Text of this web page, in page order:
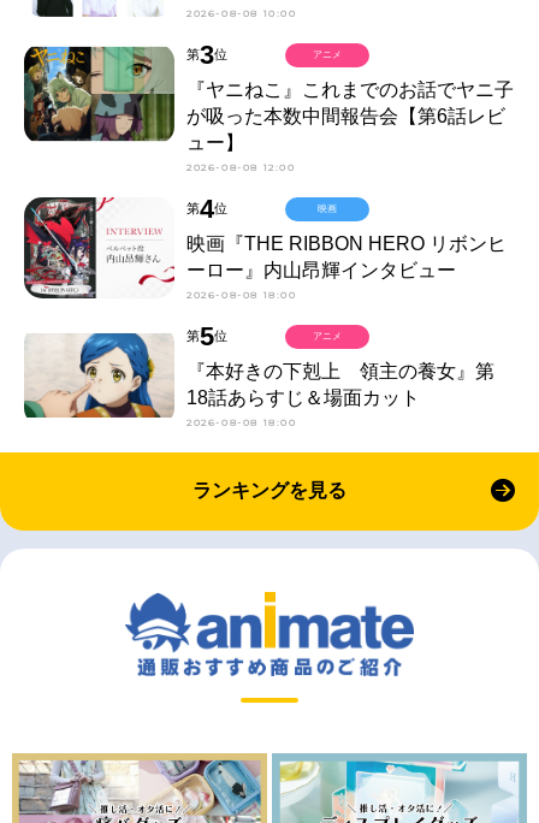
2026-08-08 10:00
第3位
『ヤニねこ』これまでのお話でヤニ子
が吸った本数中間報告会【第6話レビ
ュー】
2026-08-08 12:00
アニメ
第4位
映画『THE RIBBON HERO リボンヒ
ーロー』内山昂輝インタビュー
2026-08-08 18:00
映画
第5位
『本好きの下剋上 領主の養女』第
18話あらすじ＆場面カット
2026-08-08 18:00
アニメ
ランキングを見る